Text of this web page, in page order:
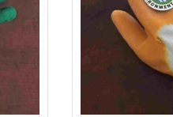
Mesh
– No
Lõi
Cao